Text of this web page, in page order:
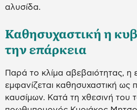
αλυσίδα.
Καθησυχαστική η
την επάρκεια
Παρά το κλίμα αβεβαιότητας, η
εμφανίζεται καθησυχαστική ως
καυσίμων. Κατά τη χθεσινή του